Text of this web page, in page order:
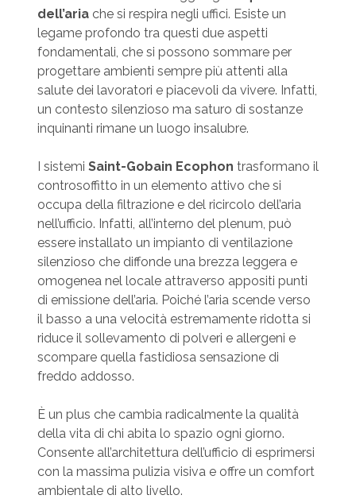
dell’ariache si respira negli uffici. Esiste un
legame profondo tra questi due aspetti
fondamentali, che si possono sommare per
progettare ambienti sempre più attenti alla
salute dei lavoratori e piacevoli da vivere. Infatti,
un contesto silenzioso ma saturo di sostanze
inquinanti rimane un luogo insalubre.
I sistemi Saint-Gobain Ecophon trasformano il
controsoffitto in un elemento attivo che si
occupa della filtrazione e del ricircolo dell’aria
nell’ufficio. Infatti, all’interno del plenum, può
essere installato un impianto di ventilazione
silenzioso che diffonde una brezza leggera e
omogenea nel locale attraverso appositi punti
di emissione dell’aria. Poiché l’aria scende verso
il basso a una velocità estremamente ridotta si
riduce il sollevamento di polveri e allergeni e
scompare quella fastidiosa sensazione di
freddo addosso.
È un plus che cambia radicalmente la qualità
della vita di chi abita lo spazio ogni giorno.
Consente all’architettura dell’ufficio di esprimersi
con la massima pulizia visiva e offre un comfort
ambientale di alto livello.